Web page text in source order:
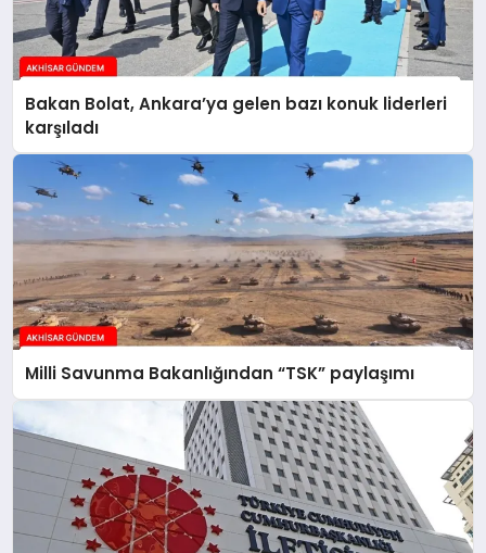
Bakan Bolat, Ankara’ya gelen bazı konuk liderleri
karşıladı
Milli Savunma Bakanlığından “TSK” paylaşımı